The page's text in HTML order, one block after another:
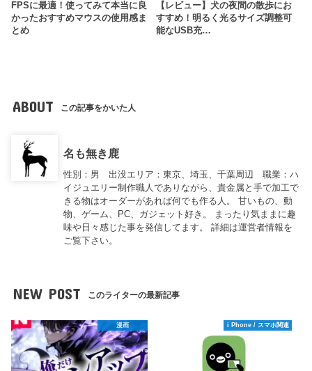
FPSに最適！使ってみて本当に良
かったおすすめマウスの使用感ま
とめ
【レビュー】犬の夜間の散歩にお
すすめ！明るく光るサイズ調整可
能なUSB充…
ABOUT この記事をかいた人
名も無き鹿
性別：男 出没エリア：東京、埼玉、千葉周辺 職業：ハ
イジュエリー制作職人でありながら、貴金属と手で加工で
きる物はオーダーがあれば何でも作る人。 甘いもの、動
物、ゲーム、PC、ガジェット好き。 まったり気ままに趣
味や日々感じた事を発信してます。 詳細は運営者情報を
ご覧下さい。
NEW POST このライターの最新記事
漫画 i Phone / スマホ関連